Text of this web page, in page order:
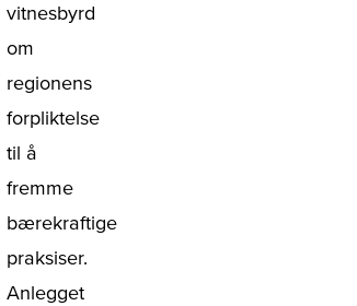
vitnesbyrd
om
regionens
forpliktelse
til å
fremme
bærekraftige
praksiser.
Anlegget